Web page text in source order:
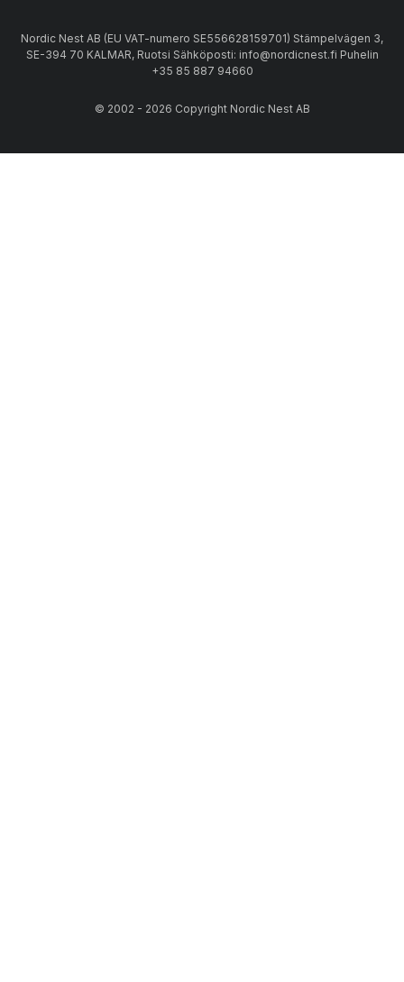
Nordic Nest AB (EU VAT-numero SE556628159701) Stämpelvägen 3,
SE-394 70 KALMAR, Ruotsi Sähköposti: info@nordicnest.fi Puhelin
+35 85 887 94660
© 2002 - 2026 Copyright Nordic Nest AB